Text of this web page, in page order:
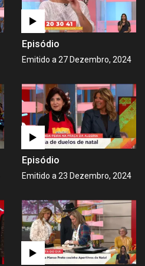
Episódio
Emitido a 27 Dezembro, 2024
Episódio
Emitido a 23 Dezembro, 2024